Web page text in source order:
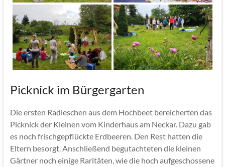
Picknick im Bürgergarten
Die ersten Radieschen aus dem Hochbeet bereicherten das
Picknick der Kleinen vom Kinderhaus am Neckar. Dazu gab
es noch frischgepflückte Erdbeeren. Den Rest hatten die
Eltern besorgt. Anschließend begutachteten die kleinen
Gärtner noch einige Raritäten, wie die hoch aufgeschossene